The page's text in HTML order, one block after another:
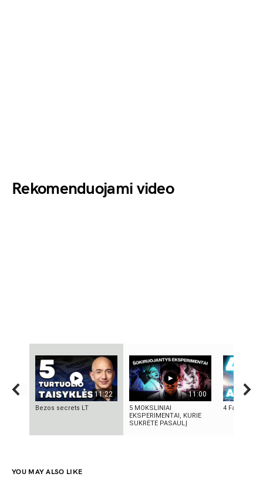
Rekomenduojami video
11:22
Bezos secrets LT
11:00
5 MOKSLINIAI
EKSPERIMENTAI, KURIE
SUKRĖTĖ PASAULĮ
4 Faktai
YOU MAY ALSO LIKE